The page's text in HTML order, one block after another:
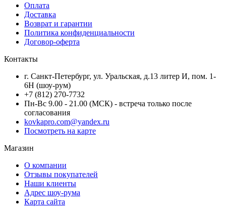
Оплата
Доставка
Возврат и гарантии
Политика конфиденциальности
Договор-оферта
Контакты
г. Санкт-Петербург, ул. Уральская, д.13 литер И, пом. 1-
6Н (шоу-рум)
+7 (812) 270-7732
Пн-Вс 9.00 - 21.00 (МСК) - встреча только после
согласования
kovkapro.com@yandex.ru
Посмотреть на карте
Магазин
О компании
Отзывы покупателей
Наши клиенты
Адрес шоу-рума
Карта сайта